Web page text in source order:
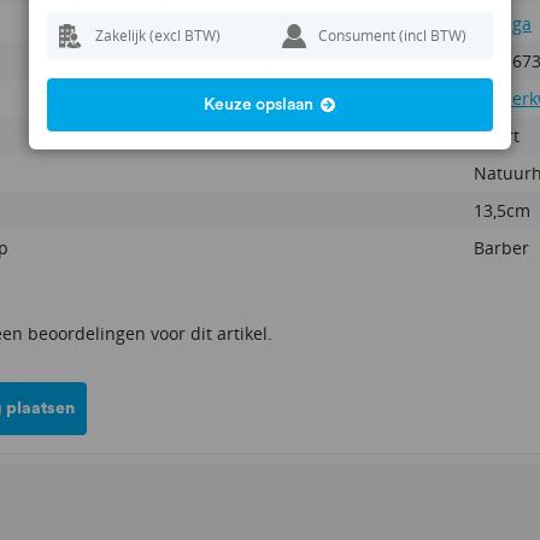
Omega
Zwart
13,5cm
Barber
beoordelingen voor dit artikel.
plaatsen
Zakelijk (excl BTW) Consument (incl BTW)
Keuze opslaan